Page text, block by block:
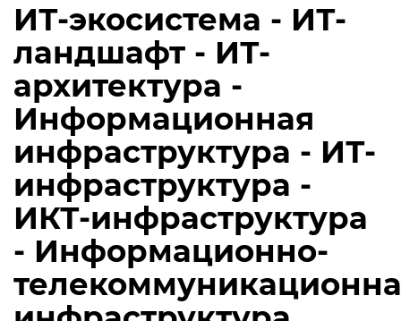
ИТ-экосистема - ИТ-
ландшафт - ИТ-
архитектура -
Информационная
инфраструктура - ИТ-
инфраструктура -
ИКТ-инфраструктура
- Информационно-